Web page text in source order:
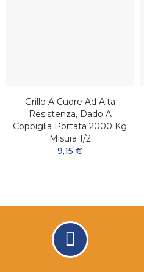
Grillo A Cuore Ad Alta
Resistenza, Dado A
Coppiglia Portata 2000 Kg
Misura 1/2
9,15 €